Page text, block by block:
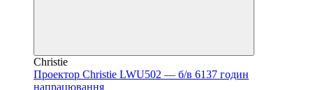
Christie
Проектор Christie LWU502 — б/в 6137 годин
напрацювання